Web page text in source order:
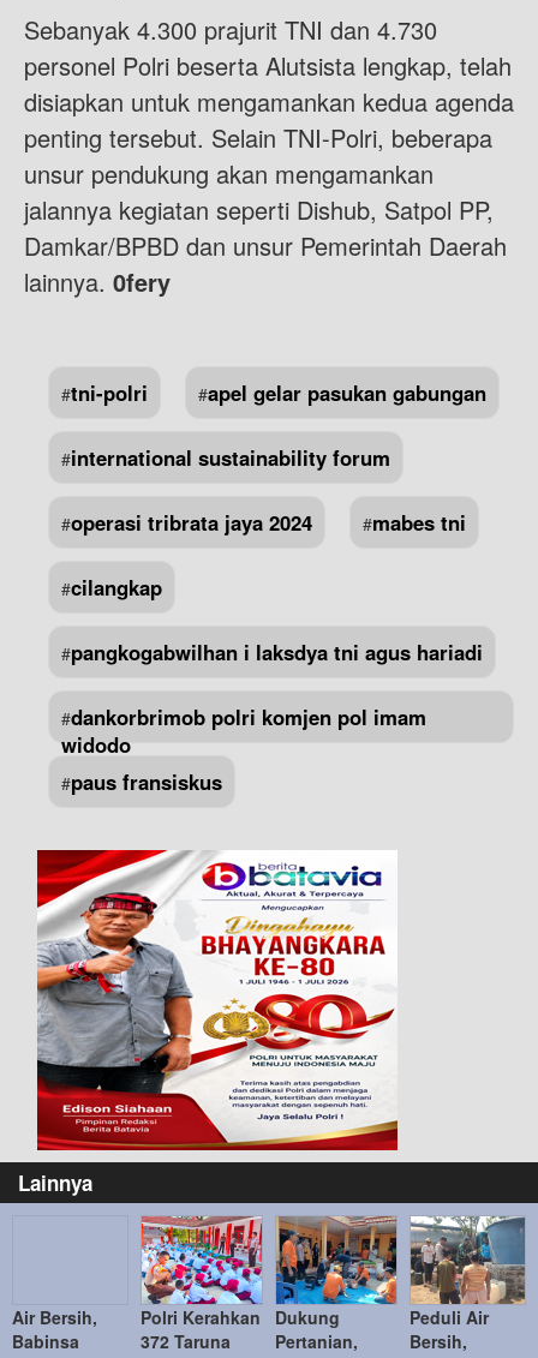
Sebanyak 4.300 prajurit TNI dan 4.730
personel Polri beserta Alutsista lengkap, telah
disiapkan untuk mengamankan kedua agenda
penting tersebut. Selain TNI-Polri, beberapa
unsur pendukung akan mengamankan
jalannya kegiatan seperti Dishub, Satpol PP,
Damkar/BPBD dan unsur Pemerintah Daerah
lainnya. 0fery
#tni-polri #apel gelar pasukan gabungan
#international sustainability forum
#operasi tribrata jaya 2024 #mabes tni
#cilangkap
#pangkogabwilhan i laksdya tni agus hariadi
#dankorbrimob polri komjen pol imam
widodo
#paus fransiskus
Lainnya
Air Bersih,
Babinsa
Polri Kerahkan
372 Taruna
Dukung
Pertanian,
Peduli Air
Bersih,